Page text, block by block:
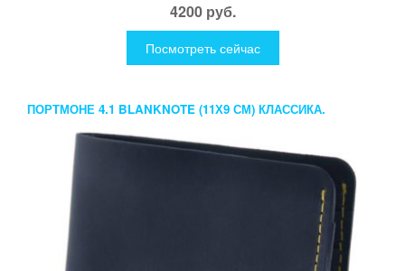
4200 руб.
Посмотреть сейчас
ПОРТМОНЕ 4.1 BLANKNOTE (11Х9 СМ) КЛАССИКА.
РАЗНЫЕ РАСЦВЕТКИ